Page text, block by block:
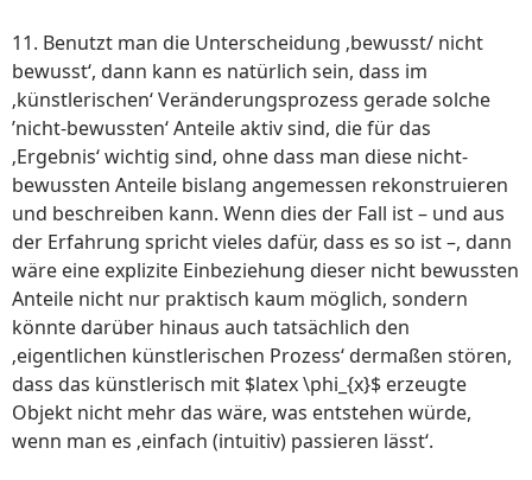
11. Benutzt man die Unterscheidung ‚bewusst/ nicht
bewusst‘, dann kann es natürlich sein, dass im
‚künstlerischen‘ Veränderungsprozess gerade solche
’nicht-bewussten‘ Anteile aktiv sind, die für das
‚Ergebnis‘ wichtig sind, ohne dass man diese nicht-
bewussten Anteile bislang angemessen rekonstruieren
und beschreiben kann. Wenn dies der Fall ist – und aus
der Erfahrung spricht vieles dafür, dass es so ist –, dann
wäre eine explizite Einbeziehung dieser nicht bewussten
Anteile nicht nur praktisch kaum möglich, sondern
könnte darüber hinaus auch tatsächlich den
‚eigentlichen künstlerischen Prozess‘ dermaßen stören,
dass das künstlerisch mit $latex \phi_{x}$ erzeugte
Objekt nicht mehr das wäre, was entstehen würde,
wenn man es ‚einfach (intuitiv) passieren lässt‘.